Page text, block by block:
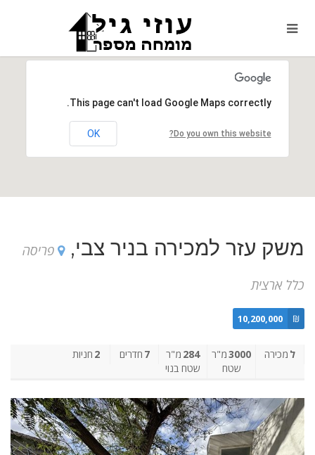
This page can't load Google Maps correctly.
Do you own this website?
OK
משק עזר למכירה בניר צבי, פריסה
כלל ארצית
₪
10,200,000
ל מכירה 3000מ"ר
שטח
284 מ"ר
שטח בנוי
7 חדרים 2 חניות